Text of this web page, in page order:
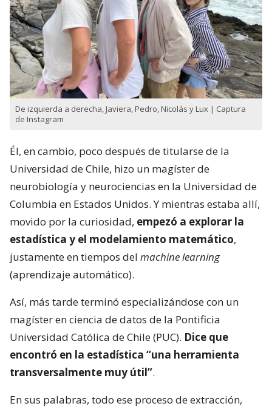
De izquierda a derecha, Javiera, Pedro, Nicolás y Lux | Captura
de Instagram
Él, en cambio, poco después de titularse de la
Universidad de Chile, hizo un magíster de
neurobiología y neurociencias en la Universidad de
Columbia en Estados Unidos. Y mientras estaba allí,
movido por la curiosidad, empezó a explorar la
estadística y el modelamiento matemático,
justamente en tiempos del machine learning
(aprendizaje automático).
Así, más tarde terminó especializándose con un
magíster en ciencia de datos de la Pontificia
Universidad Católica de Chile (PUC). Dice que
encontró en la estadística “una herramienta
transversalmente muy útil”.
En sus palabras, todo ese proceso de extracción,